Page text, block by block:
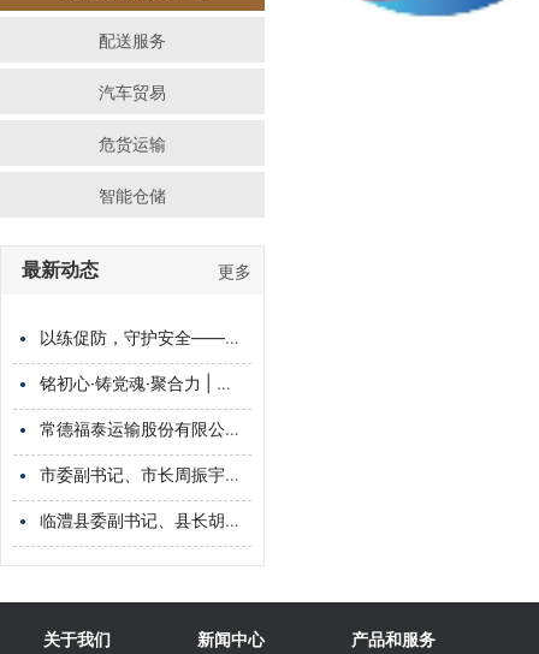
配送服务
汽车贸易
危货运输
智能仓储
最新动态 更多
以练促防，守护安全——福泰物流消防培训纪实
铭初心·铸党魂·聚合力 | 湖南福泰物流有限公司党支部开展庆祝建党104周年主题党日活动
常德福泰运输股份有限公司、临澧金泰运输有限公司2025年度危险品运输联合应急救援演练成功举行
市委副书记、市长周振宇调研湖南福泰物流有限公司，鼓励民营企业坚定信心，提升核心竞争力，实现更大发展
临澧县委副书记、县长胡彬彬到福泰物流专题调研现代物流产业发展
关于我们
新闻中心
产品和服务